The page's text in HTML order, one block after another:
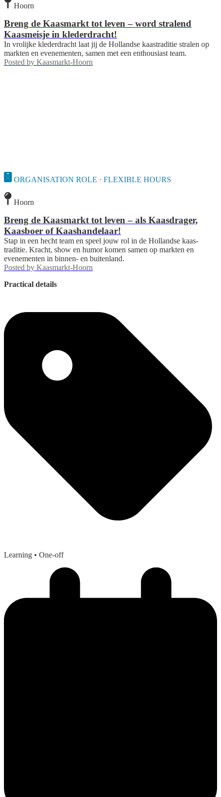
Hoorn
Breng de Kaasmarkt tot leven – word stralend
Kaasmeisje in klederdracht!
In vrolijke klederdracht laat jij de Hollandse kaas­traditie stralen op
markten en evenementen, samen met een enthousiast team.
Posted by Kaasmarkt-Hoorn
ORGANISATION ROLE · FLEXIBLE HOURS
Hoorn
Breng de Kaasmarkt tot leven – als Kaasdrager,
Kaasboer of Kaashandelaar!
Stap in een hecht team en speel jouw rol in de Hollandse kaas­
traditie. Kracht, show en humor komen samen op markten en
evenementen in binnen- en buitenland.
Posted by Kaasmarkt-Hoorn
Practical details
Learning • One-off